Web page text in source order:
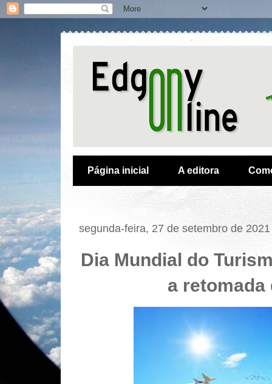
Página inicial A editora
segunda-feira, 27 de setembro de 2021
Dia Mundial do
a retomada